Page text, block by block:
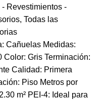
- Revestimientos -
, Todas las
Cañuelas Medidas:
Color: Gris Terminación:
Calidad: Primera
Piso Metros por
m² PEI-4: Ideal para